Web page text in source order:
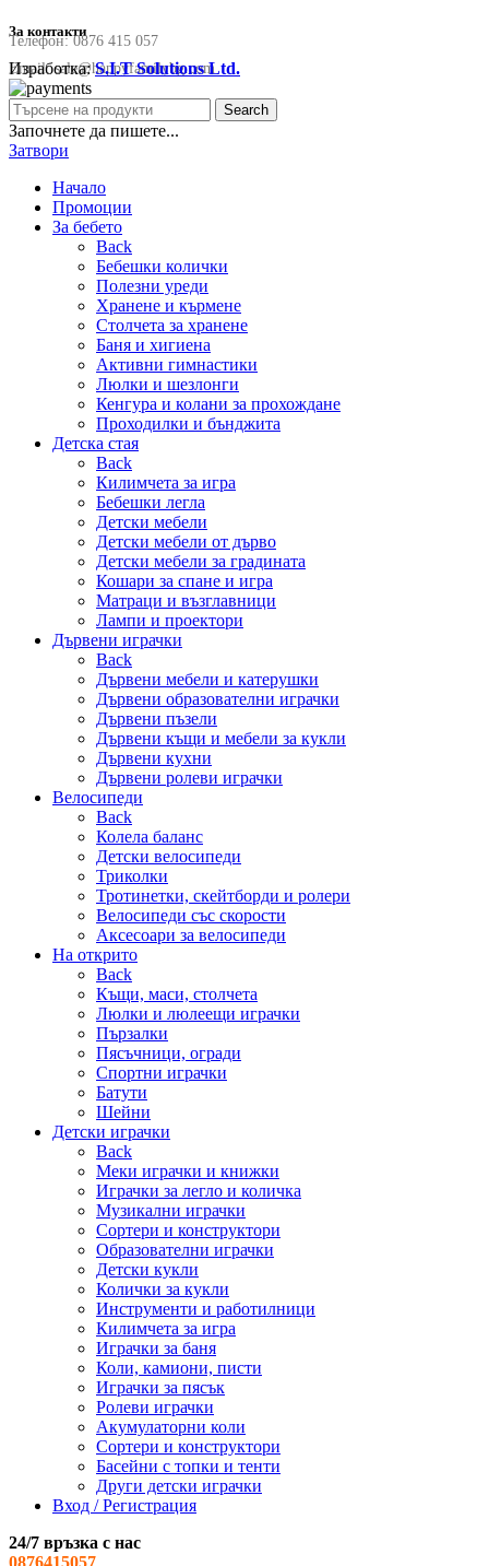
За контакти
Телефон:0876 415 057
Email:sale@happyfamilybg.com
Изработка:S.I.T Solutions Ltd.
Search
Започнете да пишете...
Затвори
Начало
Промоции
За бебето
Back
Бебешки колички
Полезни уреди
Хранене и кърмене
Столчета за хранене
Баня и хигиена
Активни гимнастики
Люлки и шезлонги
Кенгура и колани за прохождане
Проходилки и бънджита
Детска стая
Back
Килимчета за игра
Бебешки легла
Детски мебели
Детски мебели от дърво
Детски мебели за градината
Кошари за спане и игра
Матраци и възглавници
Лампи и проектори
Дървени играчки
Back
Дървени мебели и катерушки
Дървени образователни играчки
Дървени пъзели
Дървени къщи и мебели за кукли
Дървени кухни
Дървени ролеви играчки
Велосипеди
Back
Колела баланс
Детски велосипеди
Триколки
Тротинетки, скейтборди и ролери
Велосипеди със скорости
Аксесоари за велосипеди
На открито
Back
Къщи, маси, столчета
Люлки и люлеещи играчки
Пързалки
Пясъчници, огради
Спортни играчки
Батути
Шейни
Детски играчки
Back
Меки играчки и книжки
Играчки за легло и количка
Музикални играчки
Сортери и конструктори
Образователни играчки
Детски кукли
Колички за кукли
Инструменти и работилници
Килимчета за игра
Играчки за баня
Коли, камиони, писти
Играчки за пясък
Ролеви играчки
Акумулаторни коли
Сортери и конструктори
Басейни с топки и тенти
Други детски играчки
Вход / Регистрация
24/7 връзка с нас